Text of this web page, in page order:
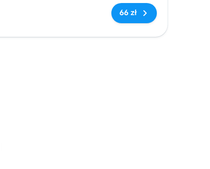
Brak tagów
66 zł